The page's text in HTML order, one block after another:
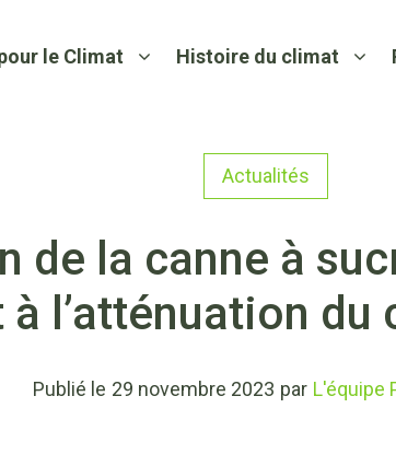
le Climat Histoire du climat
Actualités
de la canne à
l’atténuation
Publié le 29 novembre 2023 par L'équipe